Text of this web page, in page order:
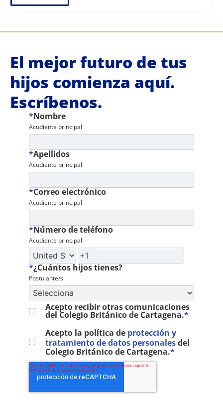
El mejor futuro de tus
hijos comienza aquí.
Escríbenos.
Nombre
*
Acudiente principal
Apellidos
*
Acudiente principal
Correo electrónico
*
Acudiente principal
Número de teléfono
*
Acudiente principal
¿Cuántos hijos tienes?
*
Postulante/s
Acepto recibir otras comunicaciones
del Colegio Británico de Cartagena.*
Acepto la política de protección y
tratamiento de datos personalesdel
Colegio Británico de Cartagena.*